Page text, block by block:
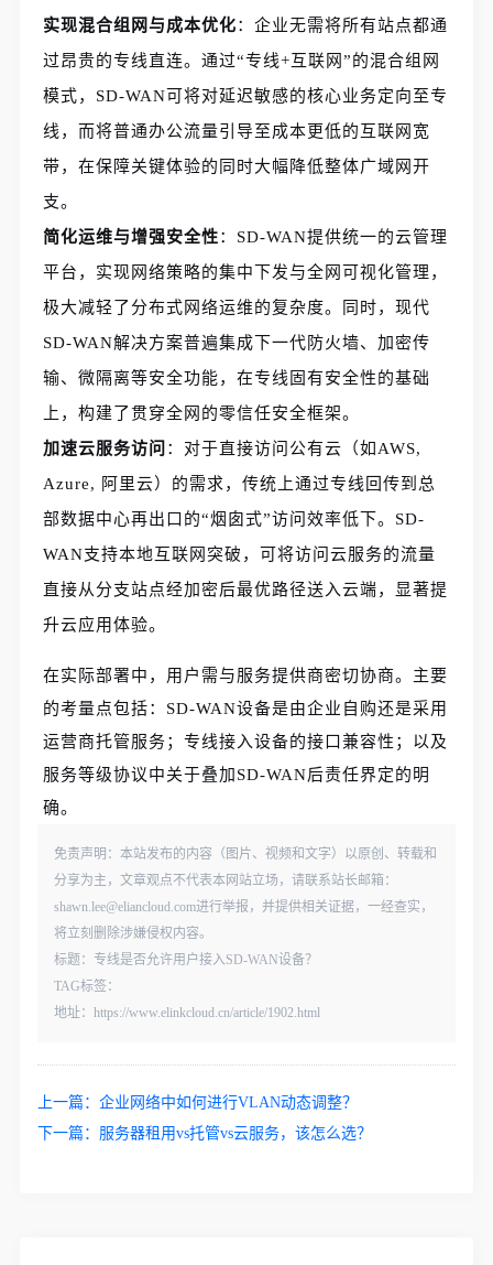
实现混合组网与成本优化：企业无需将所有站点都通
过昂贵的专线直连。通过“专线+互联网”的混合组网
模式，SD-WAN可将对延迟敏感的核心业务定向至专
线，而将普通办公流量引导至成本更低的互联网宽
带，在保障关键体验的同时大幅降低整体广域网开
支。
简化运维与增强安全性：SD-WAN提供统一的云管理
平台，实现网络策略的集中下发与全网可视化管理，
极大减轻了分布式网络运维的复杂度。同时，现代
SD-WAN解决方案普遍集成下一代防火墙、加密传
输、微隔离等安全功能，在专线固有安全性的基础
上，构建了贯穿全网的零信任安全框架。
加速云服务访问 ：对于直接访问公有云（如AWS,
Azure, 阿里云）的需求，传统上通过专线回传到总
部数据中心再出口的“烟囱式”访问效率低下。SD-
WAN支持本地互联网突破，可将访问云服务的流量
直接从分支站点经加密后最优路径送入云端，显著提
升云应用体验。
在实际部署中，用户需与服务提供商密切协商。主要
的考量点包括：SD-WAN设备是由企业自购还是采用
运营商托管服务；专线接入设备的接口兼容性；以及
服务等级协议中关于叠加SD-WAN后责任界定的明
确。
免责声明：本站发布的内容（图片、视频和文字）以原创、转载和
分享为主，文章观点不代表本网站立场，请联系站长邮箱：
shawn.lee@eliancloud.com进行举报，并提供相关证据，一经查实，
将立刻删除涉嫌侵权内容。
标题：专线是否允许用户接入SD‑WAN设备？
TAG标签：
地址：https://www.elinkcloud.cn/article/1902.html
上一篇：企业网络中如何进行VLAN动态调整？
下一篇： 服务器租用vs托管vs云服务，该怎么选？